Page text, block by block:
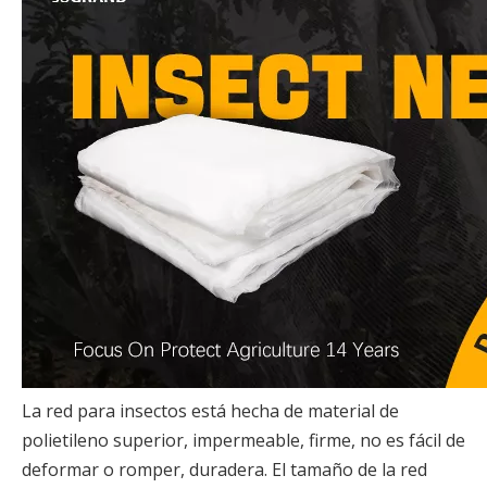
La red para insectos está hecha de material de
polietileno superior, impermeable, firme, no es fácil de
deformar o romper, duradera. El tamaño de la red